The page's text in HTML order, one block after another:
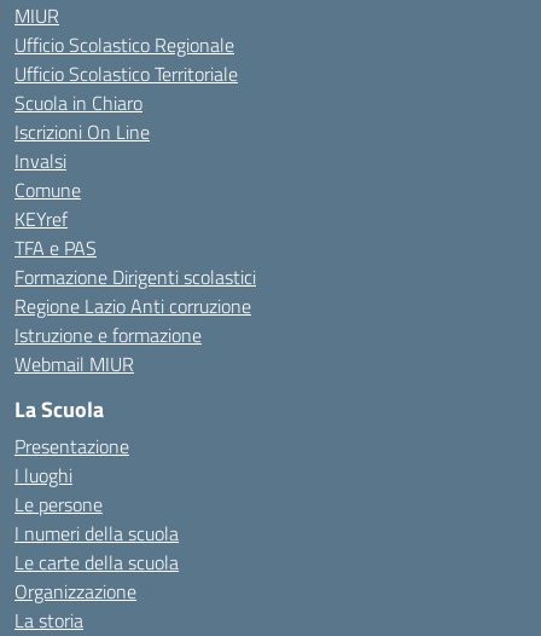
MIUR
Ufficio Scolastico Regionale
Ufficio Scolastico Territoriale
Scuola in Chiaro
Iscrizioni On Line
Invalsi
Comune
KEYref
TFA e PAS
Formazione Dirigenti scolastici
Regione Lazio Anti corruzione
Istruzione e formazione
Webmail MIUR
La Scuola
Presentazione
I luoghi
Le persone
I numeri della scuola
Le carte della scuola
Organizzazione
La storia